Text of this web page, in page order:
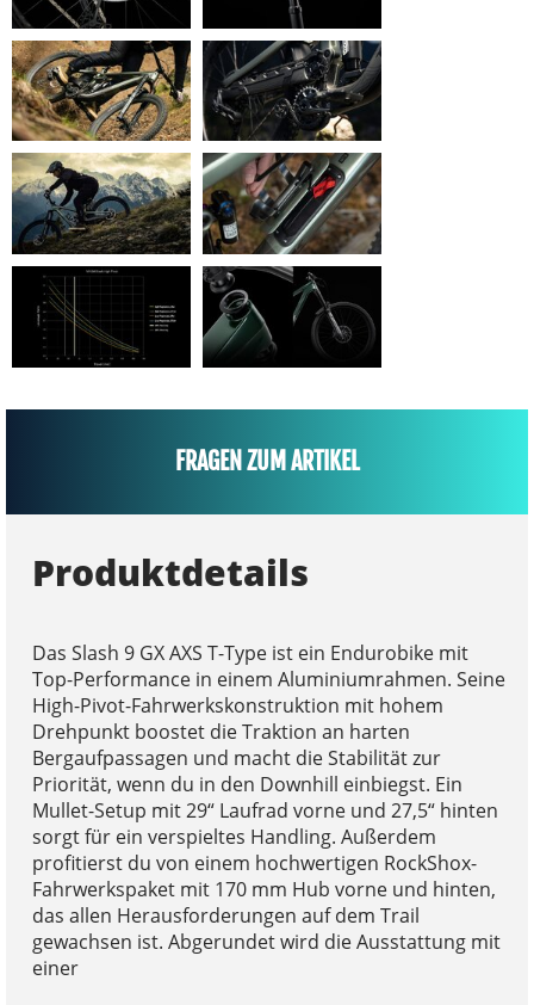
FRAGEN ZUM ARTIKEL
Produktdetails
Das Slash 9 GX AXS T-Type ist ein Endurobike mit
Top-Performance in einem Aluminiumrahmen. Seine
High-Pivot-Fahrwerkskonstruktion mit hohem
Drehpunkt boostet die Traktion an harten
Bergaufpassagen und macht die Stabilität zur
Priorität, wenn du in den Downhill einbiegst. Ein
Mullet-Setup mit 29“ Laufrad vorne und 27,5“ hinten
sorgt für ein verspieltes Handling. Außerdem
profitierst du von einem hochwertigen RockShox-
Fahrwerkspaket mit 170 mm Hub vorne und hinten,
das allen Herausforderungen auf dem Trail
gewachsen ist. Abgerundet wird die Ausstattung mit
einer